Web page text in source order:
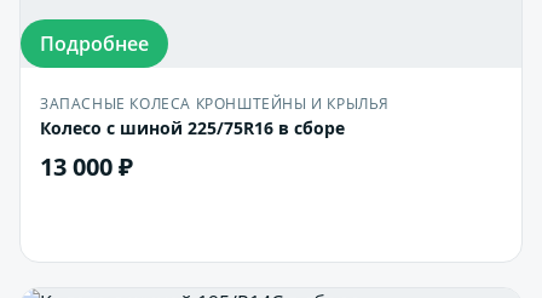
Подробнее
ЗАПАСНЫЕ КОЛЕСА КРОНШТЕЙНЫ И КРЫЛЬЯ
Колесо с шиной 225/75R16 в сборе
13 000 ₽